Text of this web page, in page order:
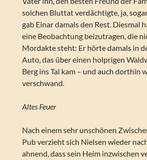
solchen Bluttat verdächtigte, ja,
gab Einar damals den Rest. Diesmal
eine Beobachtung beizutragen, die
Mordakte steht: Er hörte damals in
Auto, das über einen holprigen
Berg ins Tal kam – und auch dorthin
verschwand.
Altes Feuer
Nach einem sehr unschönen
Pub verzieht sich Nielsen wieder
ahnend, dass sein Heim inzwischen